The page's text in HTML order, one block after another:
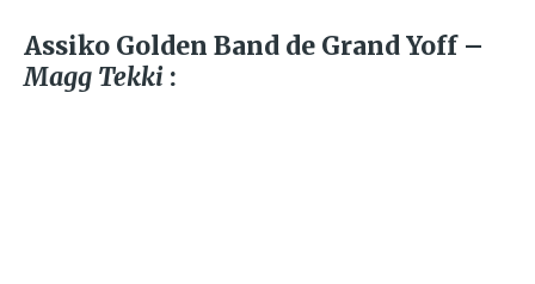
Assiko Golden Band de Grand Yoff –
Magg Tekki :